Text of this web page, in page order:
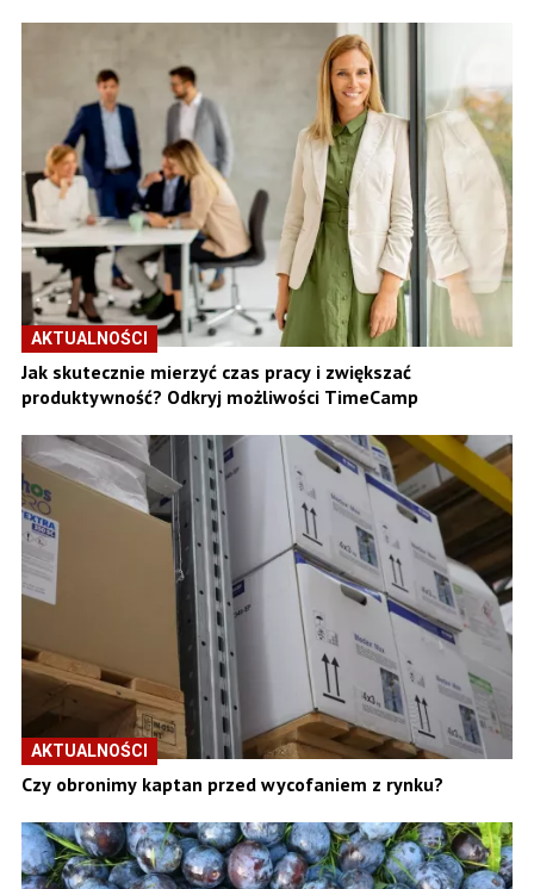
AKTUALNOŚCI
Jak skutecznie mierzyć czas pracy i zwiększać
produktywność? Odkryj możliwości TimeCamp
AKTUALNOŚCI
Czy obronimy kaptan przed wycofaniem z rynku?